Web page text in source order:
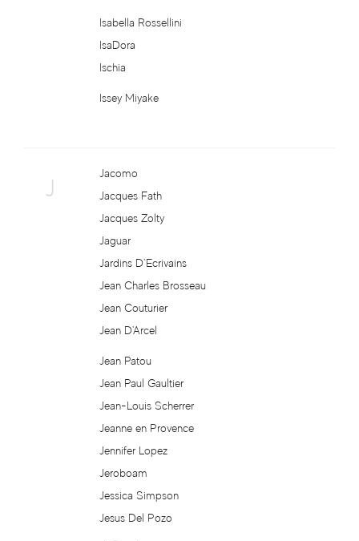
Isabella Rossellini
IsaDora
Ischia
Issey Miyake
J
Jacomo
Jacques Fath
Jacques Zolty
Jaguar
Jardins D`Ecrivains
Jean Charles Brosseau
Jean Couturier
Jean D'Arcel
Jean Patou
Jean Paul Gaultier
Jean-Louis Scherrer
Jeanne en Provence
Jennifer Lopez
Jeroboam
Jessica Simpson
Jesus Del Pozo
Dr. Nona